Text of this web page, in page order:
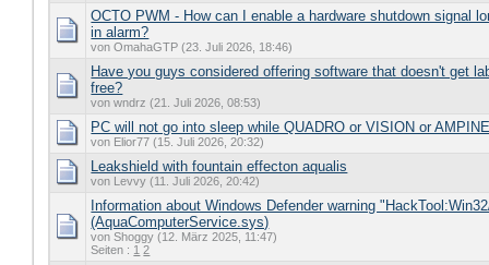
OCTO PWM - How can I enable a hardware shutdown signal
in alarm?
von OmahaGTP (23. Juli 2026, 18:46)
Have you guys considered offering software that doesn't get
free?
von wndrz (21. Juli 2026, 08:53)
PC will not go into sleep while QUADRO or VISION or
von Elior77 (15. Juli 2026, 20:32)
Leakshield with fountain effecton aqualis
von Levvy (11. Juli 2026, 20:42)
Information about Windows Defender warning
(AquaComputerService.sys)
von Shoggy (12. März 2025, 11:47)
Seiten : 1 2